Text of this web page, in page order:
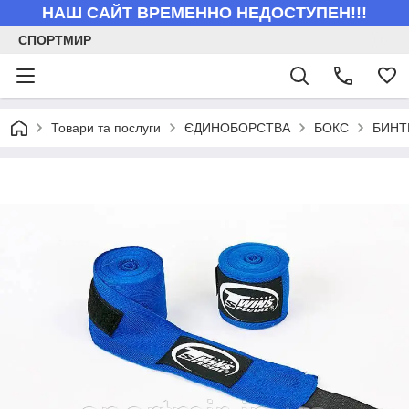
НАШ САЙТ ВРЕМЕННО НЕДОСТУПЕН!!!
СПОРТМИР
Товари та послуги ЄДИНОБОРСТВА БОКС